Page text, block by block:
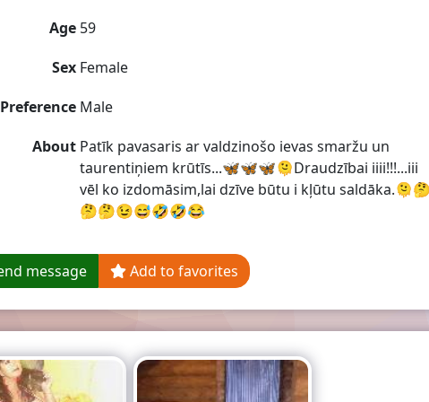
Age 59
Sex Female
Preference Male
About Patīk pavasaris ar valdzinošo ievas smaržu un
taurentiņiem krūtīs...🦋🦋🦋🫠Draudzībai iiii!!!...iii
vēl ko izdomāsim,lai dzīve būtu i kļūtu saldāka.🫠🤔
🤔🤔😉😅🤣🤣😂
message Add to favorites